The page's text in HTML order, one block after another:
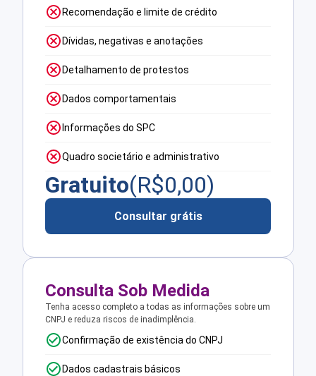
Recomendação e limite de crédito
Dívidas, negativas e anotações
Detalhamento de protestos
Dados comportamentais
Informações do SPC
Quadro societário e administrativo
Gratuito(R$0,00)
Consultar grátis
Consulta Sob Medida
Tenha acesso completo a todas as informações sobre um
CNPJ e reduza riscos de inadimplência.
Confirmação de existência do CNPJ
Dados cadastrais básicos